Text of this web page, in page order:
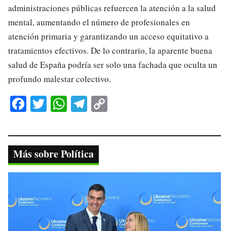
administraciones públicas refuercen la atención a la salud
mental, aumentando el número de profesionales en
atención primaria y garantizando un acceso equitativo a
tratamientos efectivos. De lo contrario, la aparente buena
salud de España podría ser solo una fachada que oculta un
profundo malestar colectivo.
Fa
bo
ok
T
tte
r
W
ts
A
pp
Te
gr
a
m
y
nk
Más sobre Política